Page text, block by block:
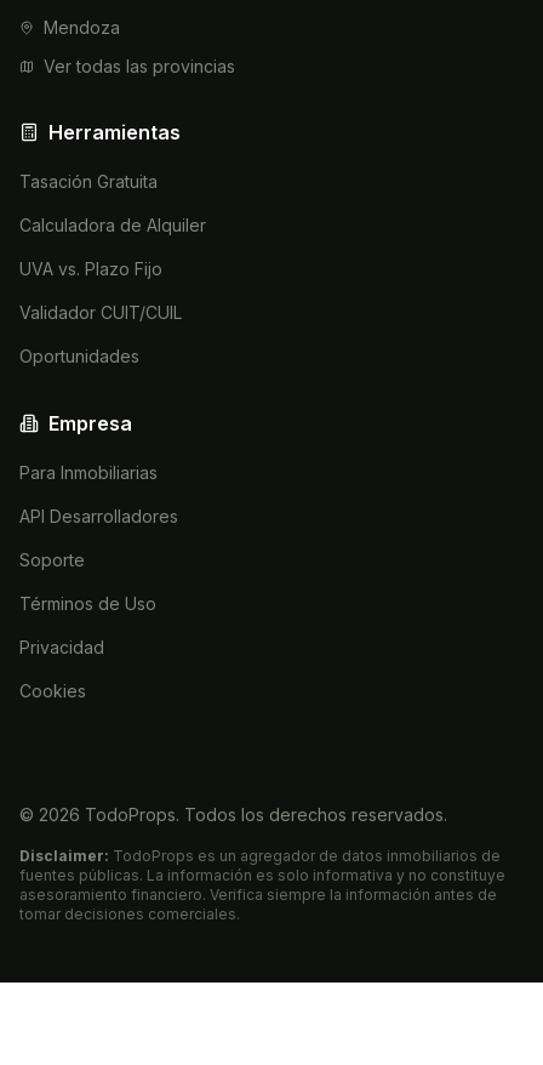
Mendoza
Ver todas las provincias
Herramientas
Tasación Gratuita
Calculadora de Alquiler
UVA vs. Plazo Fijo
Validador CUIT/CUIL
Oportunidades
Empresa
Para Inmobiliarias
API Desarrolladores
Soporte
Términos de Uso
Privacidad
Cookies
© 2026 TodoProps. Todos los derechos reservados.
Disclaimer: TodoProps es un agregador de datos inmobiliarios de
fuentes públicas. La información es solo informativa y no constituye
asesoramiento financiero. Verifica siempre la información antes de
tomar decisiones comerciales.